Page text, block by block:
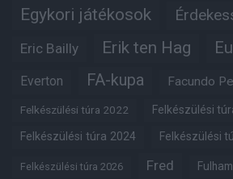
Egykori játékosok
Eric Bailly Erik ten Hag
Everton FA-kupa Facundo
Felkészülési túra 2022 Felkészülési
Felkészülési túra 2024 Felkészülési
Felkészülési túra 2026 Fred Fulham